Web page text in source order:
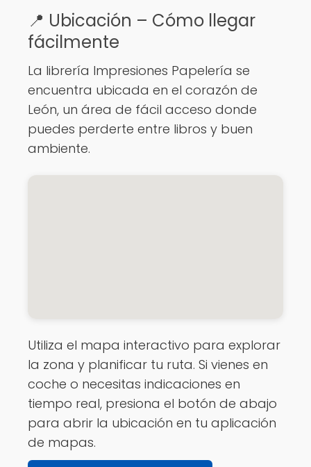
📍 Ubicación – Cómo llegar
fácilmente
La librería Impresiones Papelería se
encuentra ubicada en el corazón de
León, un área de fácil acceso donde
puedes perderte entre libros y buen
ambiente.
Utiliza el mapa interactivo para explorar
la zona y planificar tu ruta. Si vienes en
coche o necesitas indicaciones en
tiempo real, presiona el botón de abajo
para abrir la ubicación en tu aplicación
de mapas.